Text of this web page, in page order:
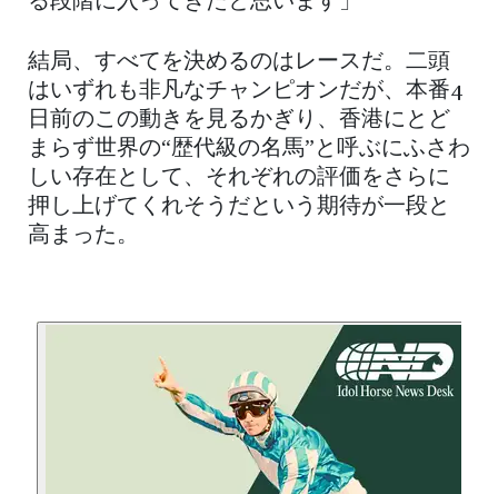
結局、すべてを決めるのはレースだ。二頭
はいずれも非凡なチャンピオンだが、本番4
日前のこの動きを見るかぎり、香港にとど
まらず世界の“歴代級の名馬”と呼ぶにふさわ
しい存在として、それぞれの評価をさらに
押し上げてくれそうだという期待が一段と
高まった。